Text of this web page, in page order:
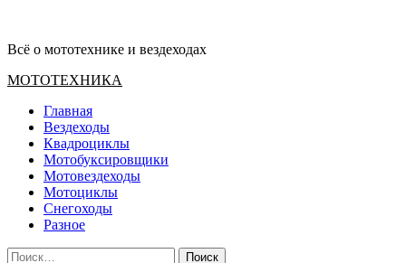
Всё о мототехнике и вездеходах
Основное
МОТОТЕХНИКА
Главная
Вездеходы
Квадроциклы
Мотобуксировщики
Мотовездеходы
Мотоциклы
Снегоходы
Разное
Найти: